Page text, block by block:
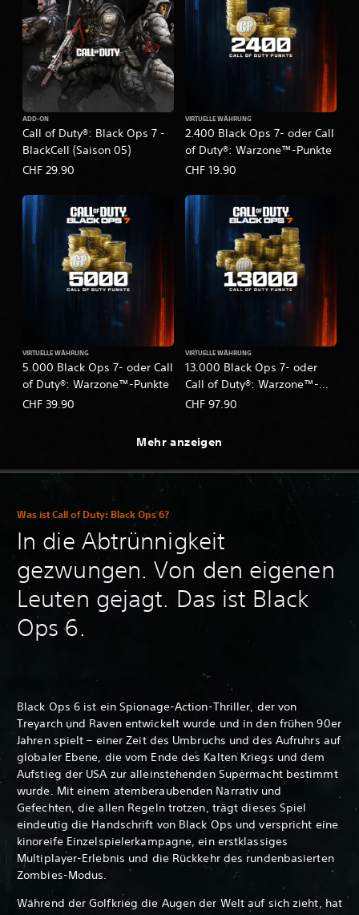
Call of Duty®: Black Ops 7 -
BlackCell (Saison 05)
ADD-ON
CHF 29.90
2.400 Black Ops 7- oder Call
of Duty®: Warzone™-Punkte
VIRTUELLE WÄHRUNG
CHF 19.90
5.000 Black Ops 7- oder Call
of Duty®: Warzone™-Punkte
VIRTUELLE WÄHRUNG
CHF 39.90
13.000 Black Ops 7- oder
Call of Duty®: Warzone™-
Punkte
VIRTUELLE WÄHRUNG
CHF 97.90
Mehr anzeigen
Was ist Call of Duty: Black Ops 6?
In die Abtrünnigkeit
gezwungen. Von den eigenen
Leuten gejagt. Das ist Black
Ops 6.
Black Ops 6 ist ein Spionage-Action-Thriller, der von
Treyarch und Raven entwickelt wurde und in den frühen 90er
Jahren spielt – einer Zeit des Umbruchs und des Aufruhrs auf
globaler Ebene, die vom Ende des Kalten Kriegs und dem
Aufstieg der USA zur alleinstehenden Supermacht bestimmt
wurde. Mit einem atemberaubenden Narrativ und
Gefechten, die allen Regeln trotzen, trägt dieses Spiel
eindeutig die Handschrift von Black Ops und verspricht eine
kinoreife Einzelspielerkampagne, ein erstklassiges
Multiplayer-Erlebnis und die Rückkehr des rundenbasierten
Zombies-Modus.
Während der Golfkrieg die Augen der Welt auf sich zieht, hat